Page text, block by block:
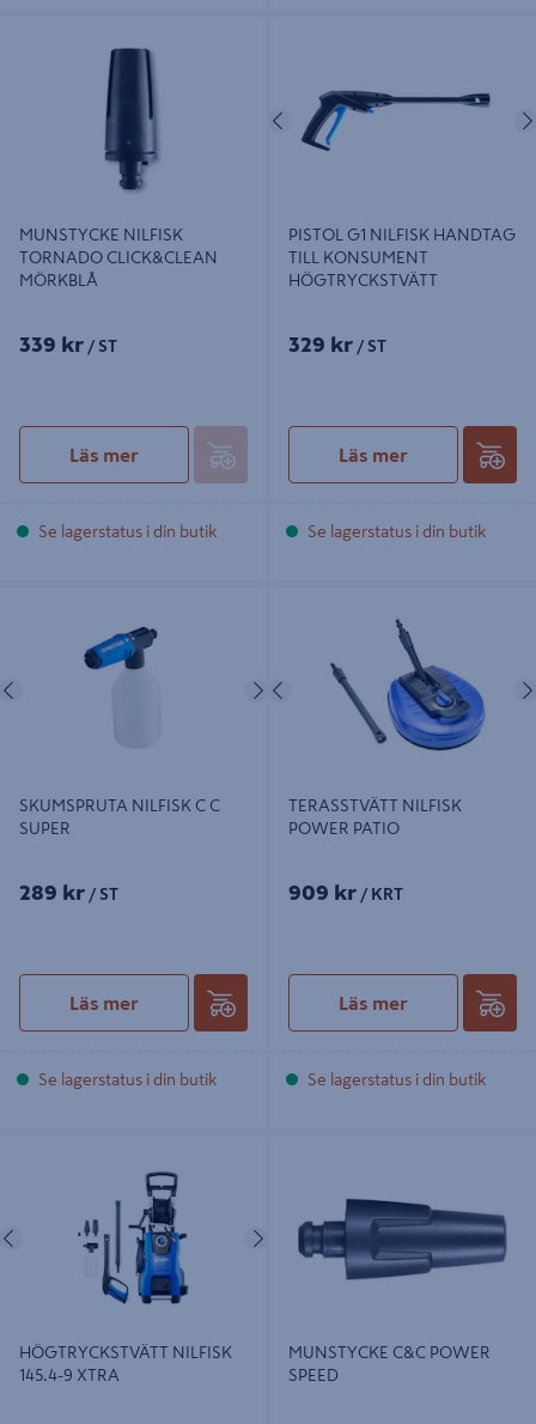
CLICK&CLEAN MÖRKBLÅ
MUNSTYCKE NILFISK
TORNADO CLICK&CLEAN
MÖRKBLÅ
339 kr / ST
Läs mer
Se lagerstatus i din butik
Föregående
PISTOL G1 NILFISK HANDTAG
TILL KONSUMENT
HÖGTRYCKSTVÄTT
329 kr / ST
Läs mer
Se lagerstatus i din butik
Nästa
SKUMSPRUTA NILFISK C C
SUPER
289 kr / ST
Läs mer
Se lagerstatus i din butik
Föregående
TERASSTVÄTT NILFISK
POWER PATIO
909 kr / KRT
Läs mer
Se lagerstatus i din butik
Föregående Nästa
HÖGTRYCKSTVÄTT NILFISK
145.4-9 XTRA
MUNSTYCKE C&C POWER
SPEED